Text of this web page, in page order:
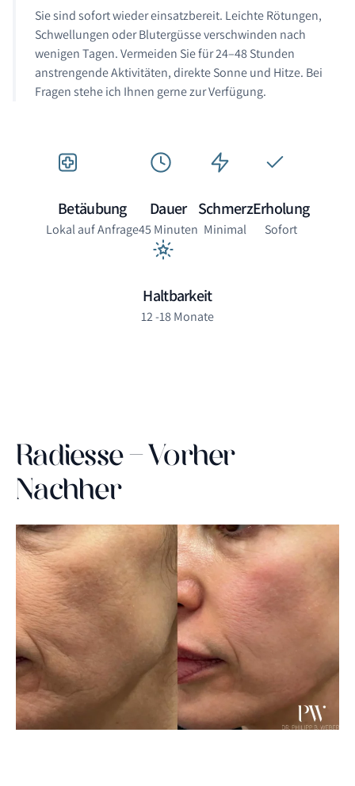
Sie sind sofort wieder einsatzbereit. Leichte Rötungen,
Schwellungen oder Blutergüsse verschwinden nach
wenigen Tagen. Vermeiden Sie für 24–48 Stunden
anstrengende Aktivitäten, direkte Sonne und Hitze. Bei
Fragen stehe ich Ihnen gerne zur Verfügung.
Betäubung
Lokal auf Anfrage
Dauer
45 Minuten
Schmerz
Minimal
Erholung
Sofort
Haltbarkeit
12 -18 Monate
Radiesse - Vorher
Nachher